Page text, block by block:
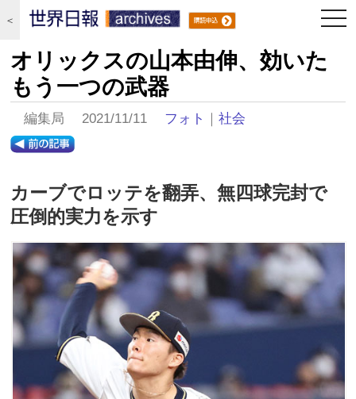
＜
オリックスの山本由伸、効いた
もう一つの武器
編集局 2021/11/11 フォト ｜社会
カーブでロッテを翻弄、無四球完封で
圧倒的実力を示す